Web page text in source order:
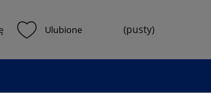
(pusty)